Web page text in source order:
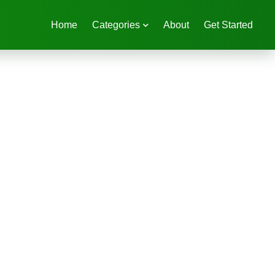
Home Categories About Get Started